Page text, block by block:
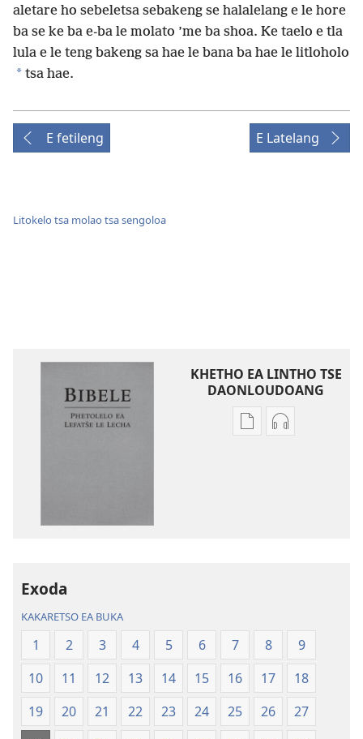
aletare ho sebeletsa sebakeng se halalelang e le hore
ba se ke ba e-ba le molato ’me ba shoa. Ke taelo e tla
lula e le teng bakeng sa hae le bana ba hae le litloholo
* tsa hae.
E fetileng E Latelang
Litokelo tsa molao tsa sengoloa
KHETHO EA LINTHO TSE
DAONLOUDOANG
Khetho
Lefatše
le
Lecha
(Phetolelo ea
2013)
Khetho
Lefatše
le
Lecha
(Phetolelo ea
2013)
Exoda
KAKARETSO EA BUKA
1 2 3 4 5 6 7 8
9
10
11 12 13 14 15 16 17
18
19
20 21 22 23 24 25 26
27